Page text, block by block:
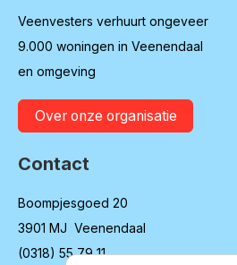
Veenvesters verhuurt ongeveer
9.000 woningen in Veenendaal
en omgeving
Over onze organisatie
Contact
Boompjesgoed 20
3901 MJ Veenendaal
(0318) 55 79 11